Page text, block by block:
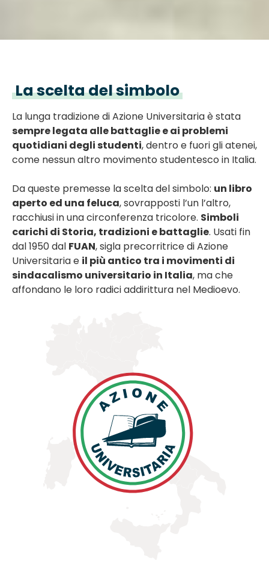
La scelta del simbolo
La lunga tradizione di Azione Universitaria è stata
sempre legata alle battaglie e ai problemi
quotidiani degli studenti, dentro e fuori gli atenei,
come nessun altro movimento studentesco in Italia.
Da queste premesse la scelta del simbolo: un libro
aperto ed una feluca, sovrapposti l’un l’altro,
racchiusi in una circonferenza tricolore. Simboli
carichi di Storia, tradizioni e battaglie. Usati fin
dal 1950 dal FUAN, sigla precorritrice di Azione
Universitaria e il più antico tra i movimenti di
sindacalismo universitario in Italia, ma che
affondano le loro radici addirittura nel Medioevo.